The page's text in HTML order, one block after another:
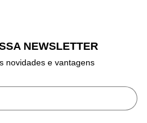
NEWSLETTER
novidades e vantagens